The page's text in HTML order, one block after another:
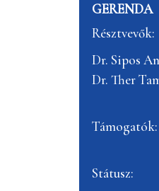
GERENDA
Résztvevők:
Dr. Sipos
Dr. Ther
Támogatók:
Státusz: